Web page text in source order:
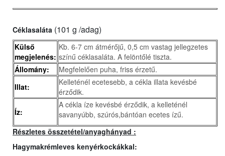
Céklasaláta (101 g /adag)
Külső
megjelenés:
Kb. 6-7 cm átmérőjű, 0,5 cm vastag jellegzetes
színű céklasaláta. A felöntőlé tiszta.
Állomány:
Megfelelően puha, friss érzetű.
Illat:
Kelleténél ecetesebb, a cékla illata kevésbé
érződik.
Íz:
A cékla íze kevésbé érződik, a kelleténél
savanyúbb, szúrós,bántóan ecetes ízű.
Részletes összetétel/anyaghányad :
Hagymakrémleves kenyérkockákkal: